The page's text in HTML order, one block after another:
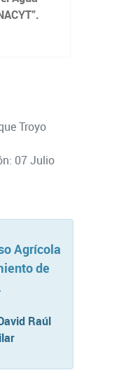
Troyo
07 Julio
Agrícola
de
Raúl